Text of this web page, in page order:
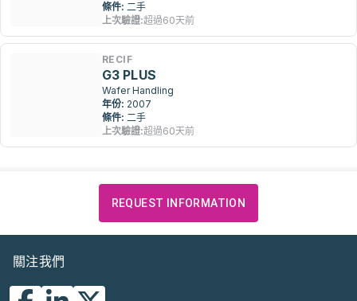
條件: 二手
上次驗證:超過60天前
RECIF
G3 PLUS
Wafer Handling
年份: 2007
條件: 二手
上次驗證:超過60天前
REQUEST INFORMATION
關注我們